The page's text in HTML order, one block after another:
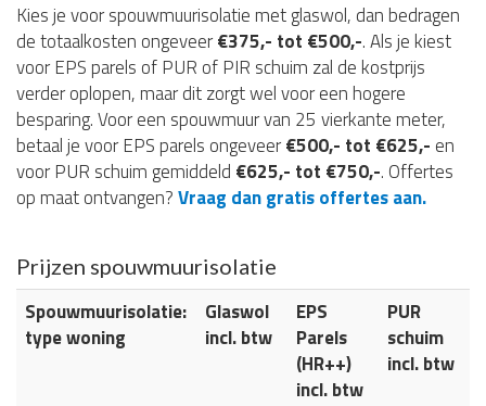
Kies je voor spouwmuurisolatie met glaswol, dan bedragen
de totaalkosten ongeveer€375,- tot €500,-. Als je kiest
voor EPS parels of PUR of PIR schuim zal de kostprijs
verder oplopen, maar dit zorgt wel voor een hogere
besparing. Voor een spouwmuur van 25 vierkante meter,
betaal je voor EPS parels ongeveer€500,- tot €625,- en
voor PUR schuim gemiddeld €625,- tot €750,-. Offertes
op maat ontvangen?Vraag dan gratis offertes aan.
Prijzen spouwmuurisolatie
Spouwmuurisolatie:
type woning
Glaswol
incl. btw
EPS
Parels
(HR++)
incl. btw
PUR
schuim
incl. btw